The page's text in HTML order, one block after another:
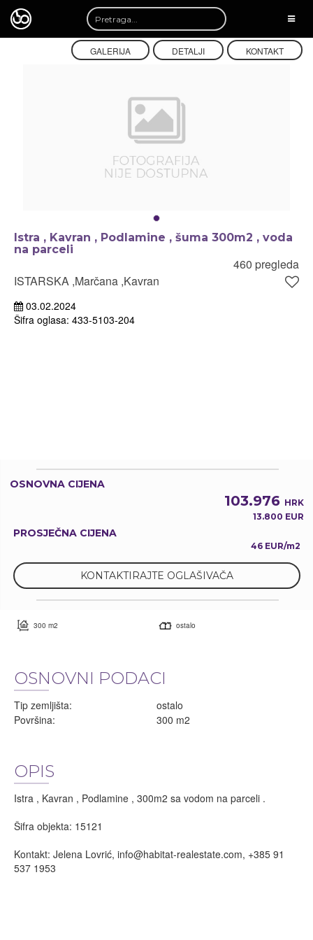
GALERIJA DETALJI KONTAKT
Istra , Kavran , Podlamine , šuma 300m2 , voda
na parceli
460 pregleda
ISTARSKA ,Marčana ,Kavran
03.02.2024
Šifra oglasa: 433-5103-204
OSNOVNA CIJENA
103.976 HRK
13.800 EUR
PROSJEČNA CIJENA
46 EUR/m2
KONTAKTIRAJTE OGLAŠIVAČA
300 m2 ostalo
OSNOVNI PODACI
Tip zemljišta:
ostalo
Površina:
300 m2
OPIS
Istra , Kavran , Podlamine , 300m2 sa vodom na parceli .
Šifra objekta: 15121
Kontakt: Jelena Lovrić, info@habitat-realestate.com, +385 91
537 1953